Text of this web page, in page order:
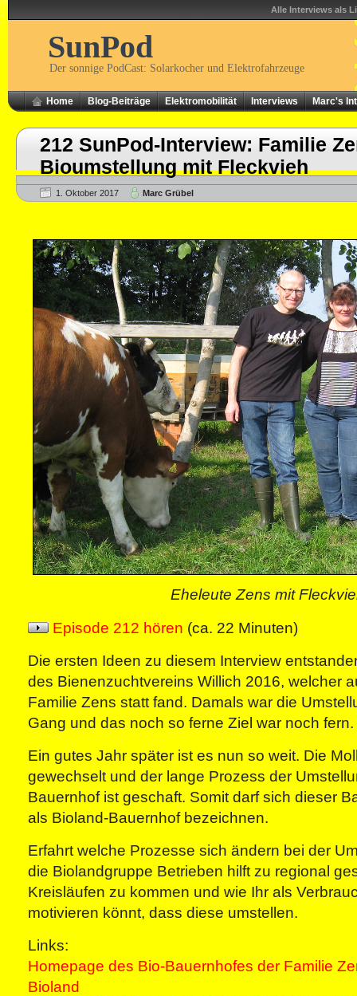
Alle Interviews als
SunPod
Der sonnige PodCast: Solarkocher und Elektrofahrzeuge
Home Blog-Beiträge Elektromobilität Interviews Marc's
212 SunPod-Interview: Familie
Bioumstellung mit Fleckvieh
1. Oktober 2017 Marc Grübel
Eheleute Zens mit
Episode 212 hören (ca. 22 Minuten)
Die ersten Ideen zu diesem Interview
des Bienenzuchtvereins Willich 2016, welcher
Familie Zens statt fand. Damals war die
Gang und das noch so ferne Ziel war noch fern.
Ein gutes Jahr später ist es nun so weit. Die
gewechselt und der lange Prozess der
Bauernhof ist geschaft. Somit darf sich dieser
als Bioland-Bauernhof bezeichnen.
Erfahrt welche Prozesse sich ändern bei der
die Biolandgruppe Betrieben hilft zu regional
Kreisläufen zu kommen und wie Ihr als
motivieren könnt, dass diese umstellen.
Links:
Homepage des Bio-Bauernhofes der Familie
Bioland